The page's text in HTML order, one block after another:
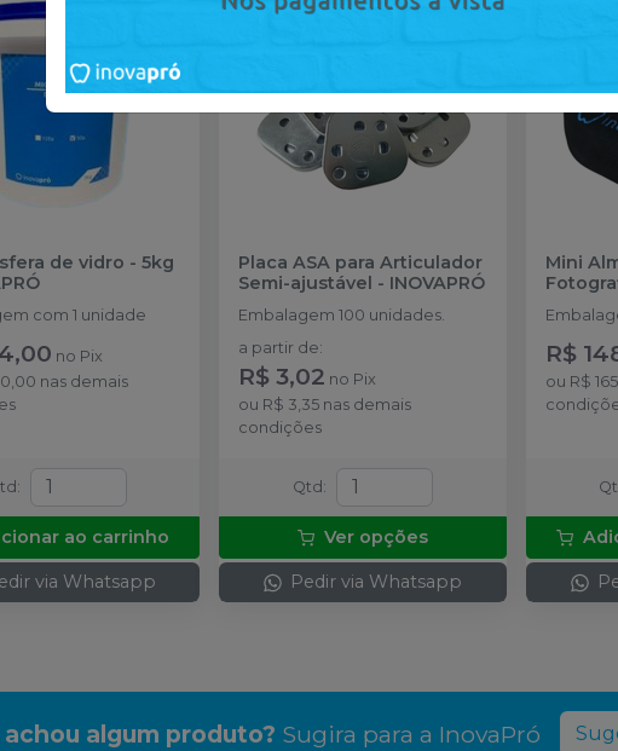
de vidro - 5kg
com 1 unidade
no Pix
nas demais
:
ao carrinho
via Whatsapp
Placa ASA para Articulador
Semi-ajustável - INOVAPRÓ
Embalagem 100 unidades.
a partir de:
R$ 3,02 no Pix
ou R$ 3,35 nas demais
condições
Qtd :
Ver opções
Pedir via Whatsapp
Mini
R$
ou R$
achou algum produto? Sugira para a InovaPró